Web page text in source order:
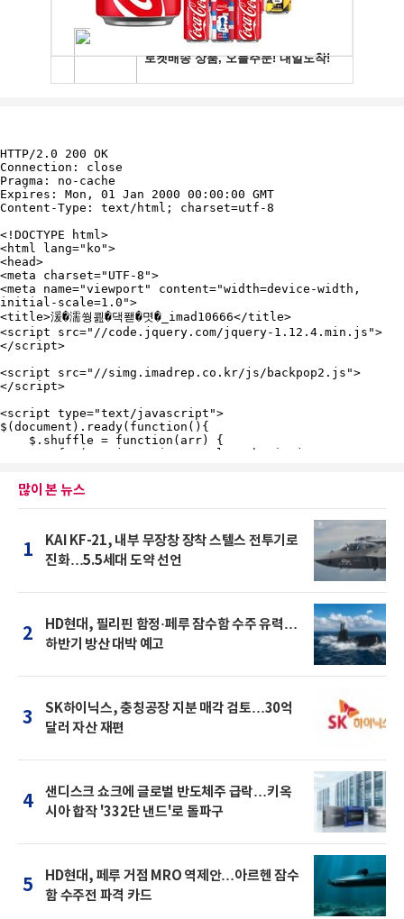
많이 본 뉴스
1
KAI KF-21, 내부 무장창 장착 스텔스 전투기로
진화…5.5세대 도약 선언
2
HD현대, 필리핀 함정·페루 잠수함 수주 유력…
하반기 방산 대박 예고
3
SK하이닉스, 충칭공장 지분 매각 검토…30억
달러 자산 재편
4
샌디스크 쇼크에 글로벌 반도체주 급락…키옥
시아 합작 '332단 낸드'로 돌파구
5
HD현대, 페루 거점 MRO 역제안…아르헨 잠수
함 수주전 파격 카드